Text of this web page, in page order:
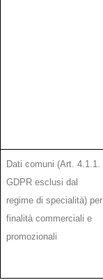
Dati comuni (Art. 4.1.1.
GDPR esclusi dal
regime di specialità) per
finalità commerciali e
promozionali